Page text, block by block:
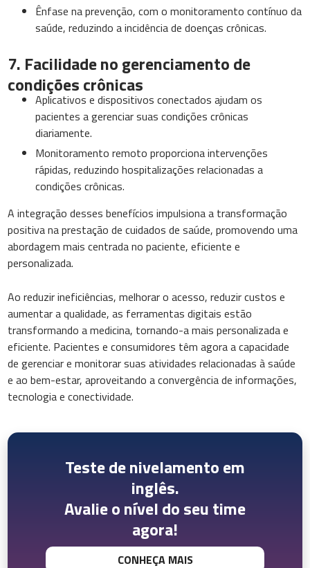
Ênfase na prevenção, com o monitoramento contínuo da
saúde, reduzindo a incidência de doenças crônicas.
7. Facilidade no gerenciamento de
condições crônicas
Aplicativos e dispositivos conectados ajudam os
pacientes a gerenciar suas condições crônicas
diariamente.
Monitoramento remoto proporciona intervenções
rápidas, reduzindo hospitalizações relacionadas a
condições crônicas.
A integração desses benefícios impulsiona a transformação
positiva na prestação de cuidados de saúde, promovendo uma
abordagem mais centrada no paciente, eficiente e
personalizada.
Ao reduzir ineficiências, melhorar o acesso, reduzir custos e
aumentar a qualidade, as ferramentas digitais estão
transformando a medicina, tornando-a mais personalizada e
eficiente. Pacientes e consumidores têm agora a capacidade
de gerenciar e monitorar suas atividades relacionadas à saúde
e ao bem-estar, aproveitando a convergência de informações,
tecnologia e conectividade.
Teste de nivelamento em
inglês.
Avalie o nível do seu time
agora!
CONHEÇA MAIS